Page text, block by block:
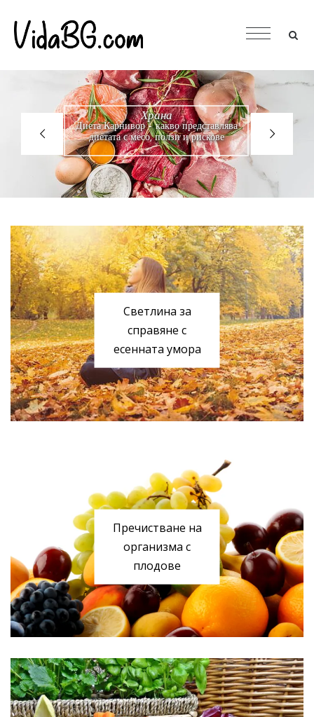
Храна
Диета Карнивор – какво представлява
диетата с месо, ползи и рискове
Светлина за
справяне с
есенната умора
Пречистване на
организма с
плодове